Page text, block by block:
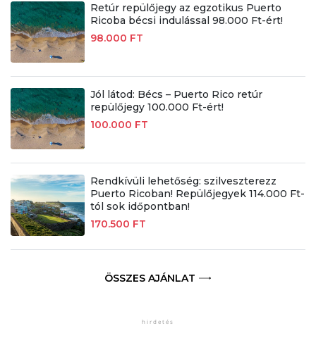
Retúr repülőjegy az egzotikus Puerto
Ricoba bécsi indulással 98.000 Ft-ért!
98.000 FT
Jól látod: Bécs – Puerto Rico retúr
repülőjegy 100.000 Ft-ért!
100.000 FT
Rendkívüli lehetőség: szilveszterezz
Puerto Ricoban! Repülőjegyek 114.000 Ft-
tól sok időpontban!
170.500 FT
ÖSSZES AJÁNLAT